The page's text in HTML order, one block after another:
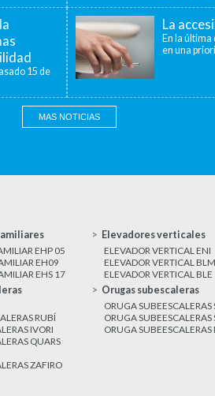
15 de
La
En la
en una
MAS NOTICIAS
EHP 05
EH09
EHS 17
Elevadores verticales
ELEVADOR VERTICAL ENI
ELEVADOR VERTICAL BLM
ELEVADOR VERTICAL BLE
RUBÍ
IVORI
QUARS
ZAFIRO
Orugas subescaleras
ORUGA SUBEESCALERAS
ORUGA SUBEESCALERAS
ORUGA